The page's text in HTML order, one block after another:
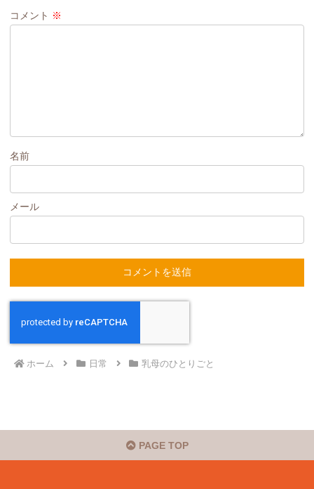
コメント ※
名前
メール
ホーム 日常 乳母のひとりごと
PAGE TOP